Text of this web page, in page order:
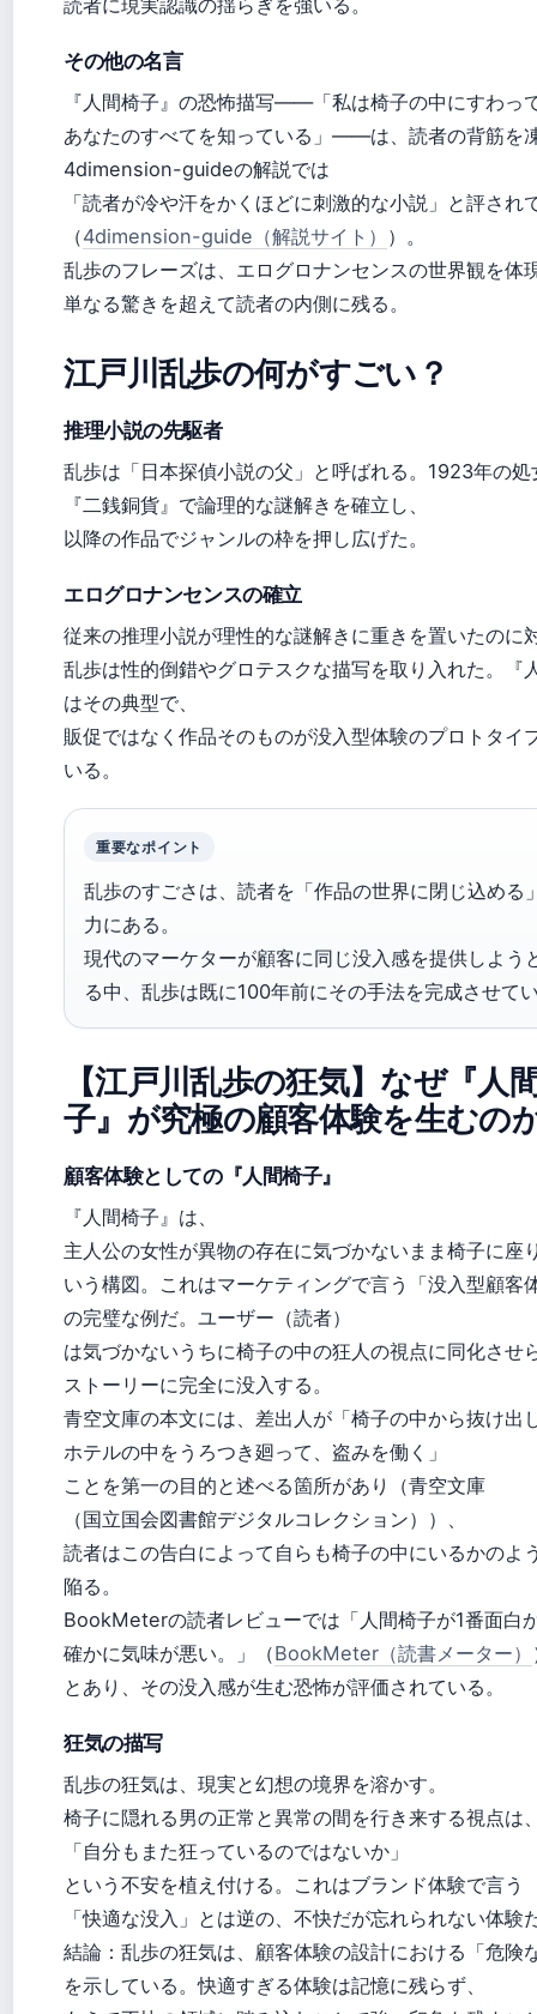
読者に現実認識の揺らぎを強いる。
その他の名言
『人間椅子』の恐怖描写――「私は椅子の中にすわっ
あなたのすべてを知っている」――は、読者の背筋を
4dimension-guideの解説では
「読者が冷や汗をかくほどに刺激的な小説」と評され
（4dimension-guide（解説サイト） ）。
乱歩のフレーズは、エログロナンセンスの世界観を体
単なる驚きを超えて読者の内側に残る。
江戸川乱歩の何がすごい？
推理小説の先駆者
乱歩は「日本探偵小説の父」と呼ばれる。1923年の処
『二銭銅貨』で論理的な謎解きを確立し、
以降の作品でジャンルの枠を押し広げた。
エログロナンセンスの確立
従来の推理小説が理性的な謎解きに重きを置いたのに
乱歩は性的倒錯やグロテスクな描写を取り入れた。『
はその典型で、
販促ではなく作品そのものが没入型体験のプロトタイ
いる。
重要なポイント
乱歩のすごさは、読者を「作品の世界に閉じ込める
力にある。
現代のマーケターが顧客に同じ没入感を提供しよう
る中、乱歩は既に100年前にその手法を完成させて
【江戸川乱歩の狂気】なぜ『人
子』が究極の顧客体験を生むの
顧客体験としての『人間椅子』
『人間椅子』は、
主人公の女性が異物の存在に気づかないまま椅子に座
いう構図。これはマーケティングで言う「没入型顧客
の完璧な例だ。ユーザー（読者）
は気づかないうちに椅子の中の狂人の視点に同化させ
ストーリーに完全に没入する。
青空文庫の本文には、差出人が「椅子の中から抜け出
ホテルの中をうろつき廻って、盗みを働く」
ことを第一の目的と述べる箇所があり（青空文庫
（国立国会図書館デジタルコレクション））、
読者はこの告白によって自らも椅子の中にいるかのよ
陥る。
BookMeterの読者レビューでは「人間椅子が1番面白
確かに気味が悪い。」（BookMeter（読書メーター）
とあり、その没入感が生む恐怖が評価されている。
狂気の描写
乱歩の狂気は、現実と幻想の境界を溶かす。
椅子に隠れる男の正常と異常の間を行き来する視点は
「自分もまた狂っているのではないか」
という不安を植え付ける。これはブランド体験で言う
「快適な没入」とは逆の、不快だが忘れられない体験
結論：乱歩の狂気は、顧客体験の設計における「危険
を示している。快適すぎる体験は記憶に残らず、